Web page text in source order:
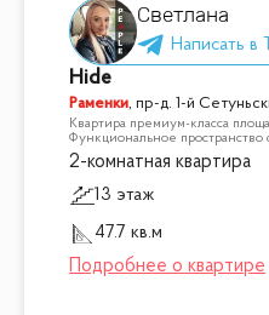
Светлана
Hide
Раменки,пр-д. 1-й
Квартира премиум-класса
Функциональное пространство
2-комнатная квартира
13 этаж
47.7 кв.м